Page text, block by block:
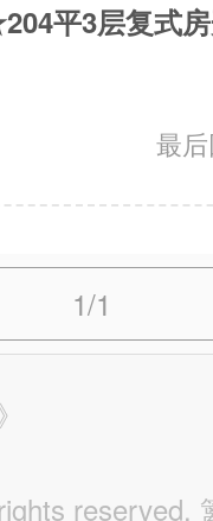
平3层复式
最
1/1
reserved.